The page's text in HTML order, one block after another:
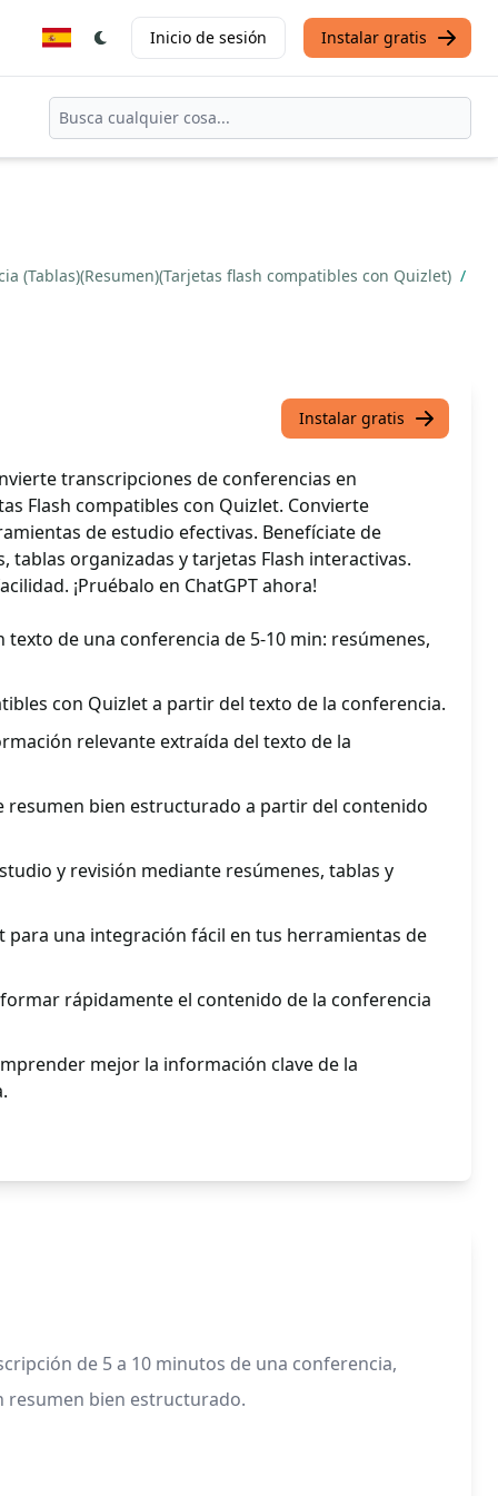
Inicio de sesión Instalar gratis
flash compatibles con Quizlet) /
Instalar gratis
transcripciones de conferencias en
Flash compatibles con Quizlet. Convierte
de estudio efectivas. Benefíciate de
tablas organizadas y tarjetas Flash interactivas.
¡Pruébalo en ChatGPT ahora!
texto de una conferencia de 5-10 min: resúmenes,
con Quizlet a partir del texto de la conferencia.
relevante extraída del texto de la
resumen bien estructurado a partir del contenido
y revisión mediante resúmenes, tablas y
para una integración fácil en tus herramientas de
rápidamente el contenido de la conferencia
mejor la información clave de la
de 5 a 10 minutos de una conferencia,
resumen bien estructurado.